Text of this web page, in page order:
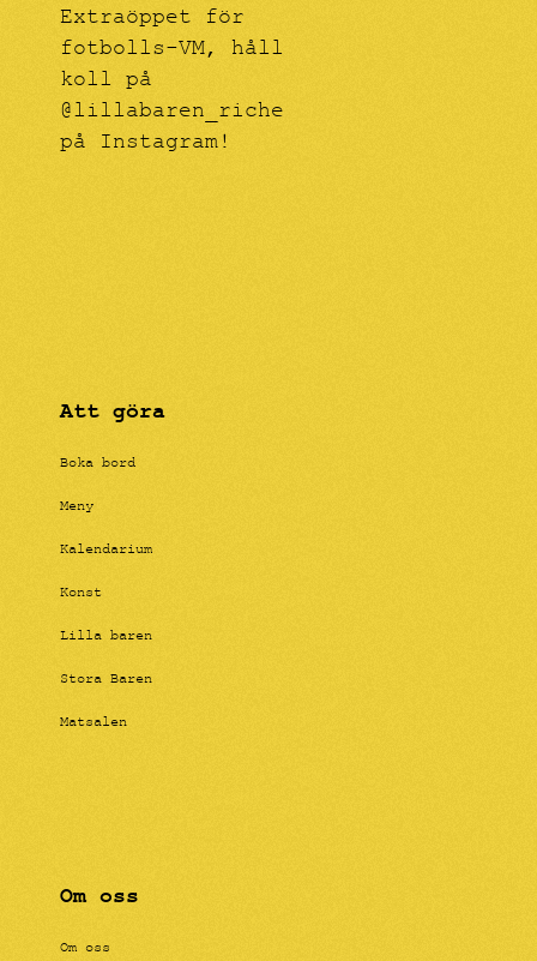
Extraöppet för
fotbolls-VM, håll
koll på
@lillabaren_riche
på Instagram!
Att göra
Boka bord
Meny
Kalendarium
Konst
Lilla baren
Stora Baren
Matsalen
Om oss
Om oss